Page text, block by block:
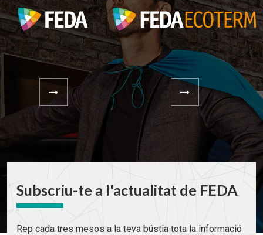
Subscriu-te a l'actualitat de FEDA
Rep cada tres mesos a la teva bústia tota la informació